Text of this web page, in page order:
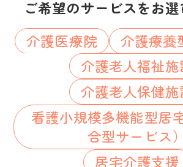
ご希望のサービスをお
介護医療院
介護療養
介護老人福祉施
介護老人保健施
看護小規模多機能型居
合型サービス）
居宅介護支援